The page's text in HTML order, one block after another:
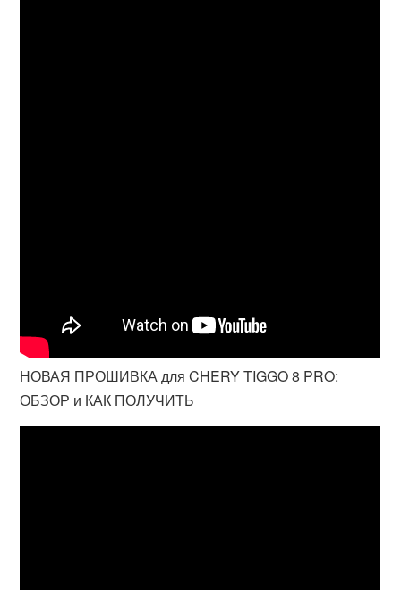
НОВАЯ ПРОШИВКА для CHERY TIGGO 8 PRO:
ОБЗОР и КАК ПОЛУЧИТЬ